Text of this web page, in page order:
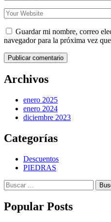
Guardar mi nombre, correo
navegador para la próxima vez
Publicar comentario
Archivos
enero 2025
enero 2024
diciembre 2023
Categorías
Descuentos
PIEDRAS
Buscar:
Popular Posts